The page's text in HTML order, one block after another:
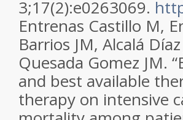
3;17(2):e0263069.
Entrenas Castillo M,
Barrios JM, Alcalá
Quesada Gomez JM.
and best available
therapy on intensive